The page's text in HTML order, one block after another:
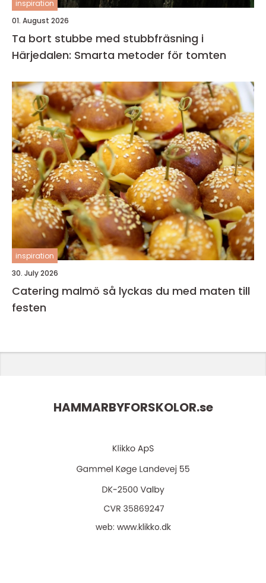
inspiration
01. August 2026
Ta bort stubbe med stubbfräsning i
Härjedalen: Smarta metoder för tomten
inspiration
30. July 2026
Catering malmö så lyckas du med maten till
festen
HAMMARBYFORSKOLOR.se
web: www.klikko.dk